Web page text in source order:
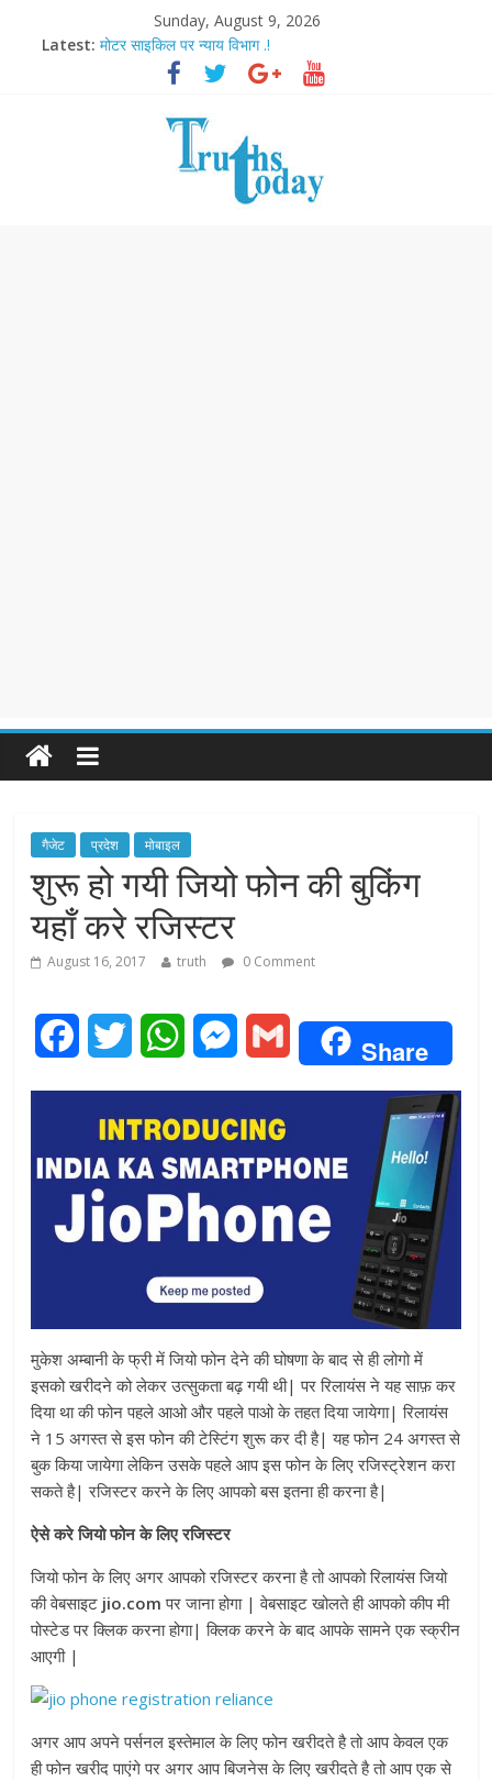
Sunday, August 9, 2026
Latest: मोटर साइकिल पर न्याय विभाग .!
Ram Mandir Pran Pratishthan-अयोध्या में विराजे रामलला
मासूम लेकिन खतरनाक है आरपीजी अटैक का नाबालिग आरोपी..!
अब फिल्मों के लिए धार्मिक बोर्ड..!
आज बिखर जाएगा इमरान खान का विकेट
गैजेट प्रदेश मोबाइल
शुरू हो गयी जियो फोन की बुकिंग
यहाँ करे रजिस्टर
August 16, 2017 truth 0 Comment
e
i
t
t
W
a
t
p
M
s
s
e
g
r
i
l
Share
मुकेश अम्बानी के फ्री में जियो फोन देने की घोषणा के बाद से ही लोगो में
इसको खरीदने को लेकर उत्सुकता बढ़ गयी थी| पर रिलायंस ने यह साफ़ कर
दिया था की फोन पहले आओ और पहले पाओ के तहत दिया जायेगा| रिलायंस
ने 15 अगस्त से इस फोन की टेस्टिंग शुरू कर दी है| यह फोन 24 अगस्त से
बुक किया जायेगा लेकिन उसके पहले आप इस फोन के लिए रजिस्ट्रेशन करा
सकते है| रजिस्टर करने के लिए आपको बस इतना ही करना है|
ऐसे करे जियो फोन के लिए रजिस्टर
जियो फोन के लिए अगर आपको रजिस्टर करना है तो आपको रिलायंस जियो
की वेबसाइट jio.com पर जाना होगा | वेबसाइट खोलते ही आपको कीप मी
पोस्टेड पर क्लिक करना होगा| क्लिक करने के बाद आपके सामने एक स्क्रीन
आएगी |
अगर आप अपने पर्सनल इस्तेमाल के लिए फोन खरीदते है तो आप केवल एक
ही फोन खरीद पाएंगे पर अगर आप बिजनेस के लिए खरीदते है तो आप एक से